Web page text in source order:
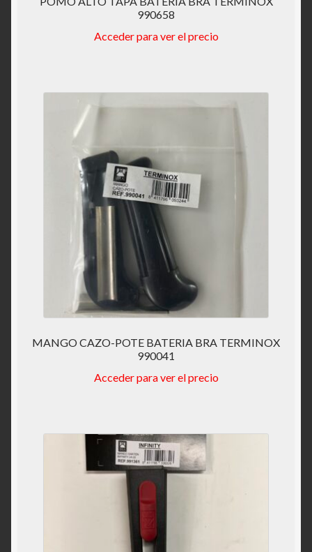
990658
Acceder para ver el precio
MANGO CAZO-POTE BATERIA BRA TERMINOX
990041
Acceder para ver el precio